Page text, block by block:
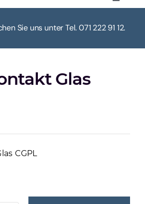
Toggle
Sie uns unter Tel. 071 222 91 12.
Glas
CGPL